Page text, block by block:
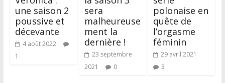
une saison 2
poussive et
décevante
4 août 2022
1
sera
malheureuse
ment la
dernière !
23 septembre
2021
0
polonaise en
quête de
l’orgasme
féminin
29 avril 2021
3